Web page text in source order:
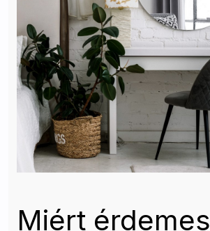
Miért érdemes